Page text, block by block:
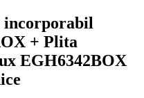
incorporabil
+ Plita
EGH6342BOX